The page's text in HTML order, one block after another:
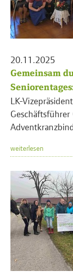
20.11.2025
Gemeinsam
LK-
weiterlesen